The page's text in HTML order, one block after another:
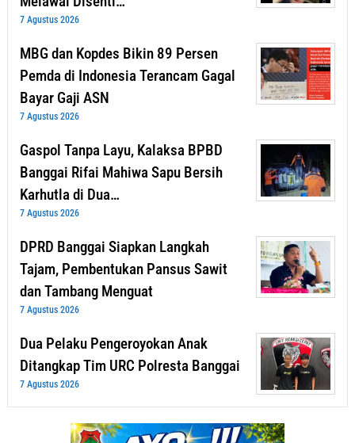
7 Agustus 2026
MBG dan Kopdes Bikin 89 Persen
Pemda di Indonesia Terancam Gagal
Bayar Gaji ASN
7 Agustus 2026
Gaspol Tanpa Layu, Kalaksa BPBD
Banggai Rifai Mahiwa Sapu Bersih
Karhutla di Dua…
7 Agustus 2026
DPRD Banggai Siapkan Langkah
Tajam, Pembentukan Pansus Sawit
dan Tambang Menguat
7 Agustus 2026
Dua Pelaku Pengeroyokan Anak
Ditangkap Tim URC Polresta Banggai
7 Agustus 2026